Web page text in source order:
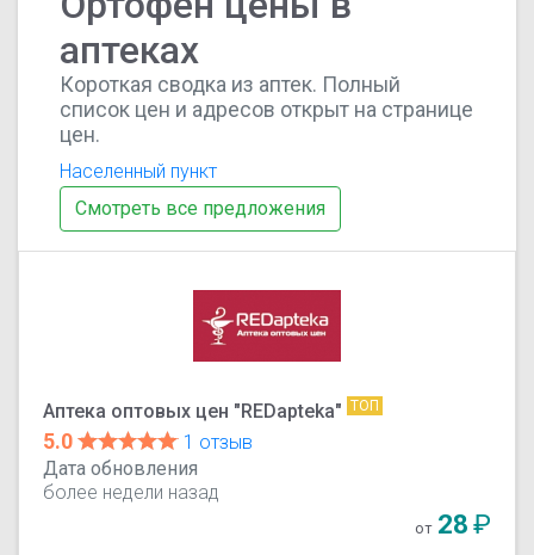
аптеках
Короткая сводка из аптек. Полный
список цен и адресов открыт на странице
цен.
Населенный пункт
Смотреть все предложения
Аптека оптовых цен "REDapteka" ТОП
5.0
1 отзыв
Дата обновления
более недели назад
от 28₽